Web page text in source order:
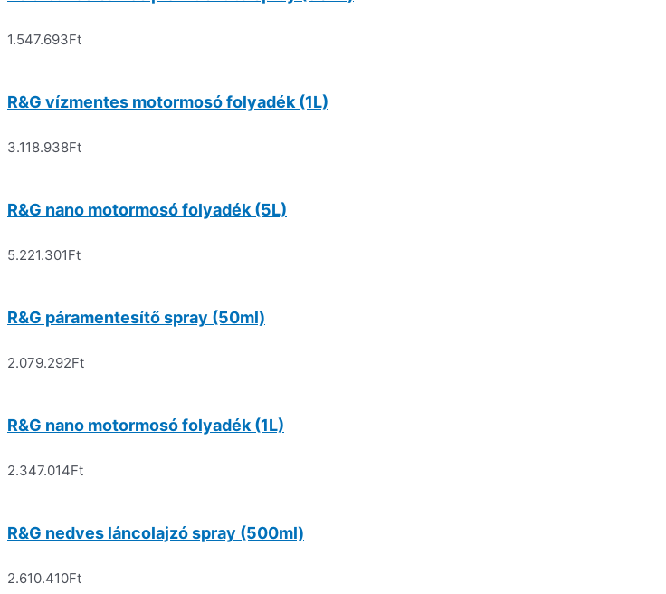
1.547.693Ft
R&G vízmentes motormosó folyadék (1L)
3.118.938Ft
R&G nano motormosó folyadék (5L)
5.221.301Ft
R&G páramentesítő spray (50ml)
2.079.292Ft
R&G nano motormosó folyadék (1L)
2.347.014Ft
R&G nedves láncolajzó spray (500ml)
2.610.410Ft